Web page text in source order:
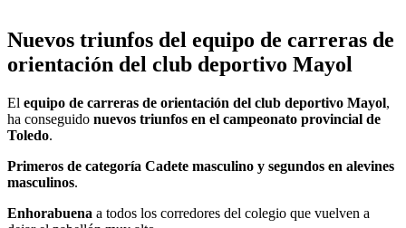
Nuevos triunfos del equipo de carreras de
orientación del club deportivo Mayol
El equipo de carreras de orientación del club deportivo Mayol,
ha conseguido nuevos triunfos en el campeonato provincial de
Toledo.
Primeros de categoría Cadete masculino y segundos en alevines
masculinos.
Enhorabuena a todos los corredores del colegio que vuelven a